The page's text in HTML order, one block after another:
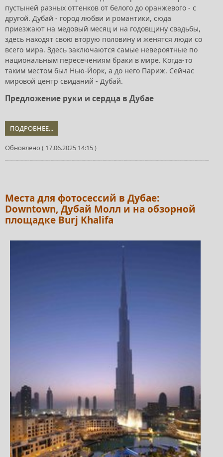
пустыней разных оттенков от белого до оранжевого - с
другой. Дубай - город любви и романтики, сюда
приезжают на медовый месяц и на годовщину свадьбы,
здесь находят свою вторую половину и женятся люди со
всего мира. Здесь заключаются самые невероятные по
национальным пересечениям браки в мире. Когда-то
таким местом был Нью-Йорк, а до него Париж. Сейчас
мировой центр свиданий - Дубай.
Предложение руки и сердца в Дубае
ПОДРОБНЕЕ...
Обновлено ( 17.06.2025 14:15 )
Места для фотосессий в Дубае:
Downtown, Дубай Молл и на обзорной
площадке Burj Khalifa